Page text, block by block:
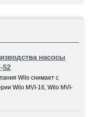
насосы
52
Wilo снимает с
Wilo MVI-16, Wilo MVI-